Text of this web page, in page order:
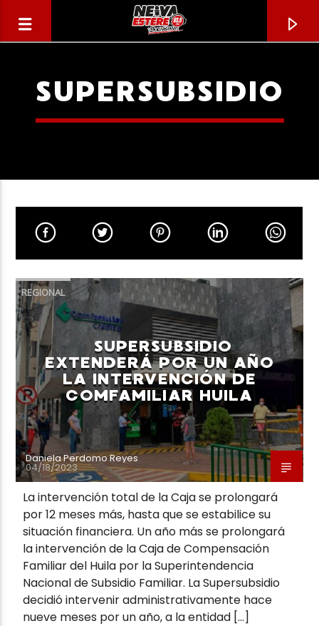
TÍTULO
ARTISTA
Neiva Estereo
SUPERSUBSIDIO
REGIONAL
SUPERSUBSIDIO
EXTENDERÁ POR UN AÑO
LA INTERVENCIÓN DE
COMFAMILIAR HUILA
Daniela Perdomo Reyes
04/18/2023
La intervención total de la Caja se prolongará
por 12 meses más, hasta que se estabilice su
situación financiera. Un año más se prolongará
la intervención de la Caja de Compensación
Familiar del Huila por la Superintendencia
Nacional de Subsidio Familiar. La Supersubsidio
decidió intervenir administrativamente hace
nueve meses por un año, a la entidad […]